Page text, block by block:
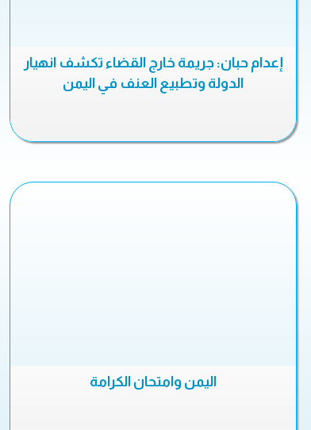
إعدام حبان: جريمة خارج القضاء تكشف انهيار
الدولة وتطبيع العنف في اليمن
اليمن وامتحان الكرامة